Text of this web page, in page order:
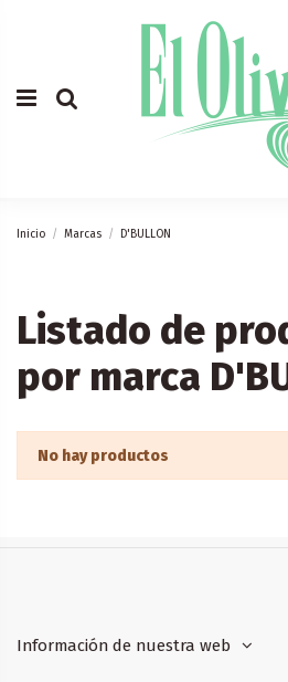
Inicio Marcas D'BULLON
Listado de
por marca
No hay productos
Información de nuestra web